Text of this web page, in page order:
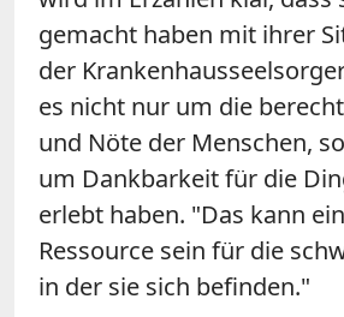
gemacht haben mit ihrer
der
es nicht nur um die
und Nöte der Menschen,
um Dankbarkeit für die
erlebt haben. "Das kann
Ressource sein für die
in der sie sich befinden."